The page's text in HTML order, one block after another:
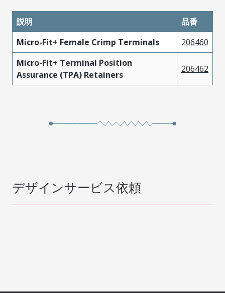
説明
品番
Micro-Fit+ Female Crimp Terminals
206460
Micro-Fit+ Terminal Position
Assurance (TPA) Retainers
206462
デザインサービス依頼